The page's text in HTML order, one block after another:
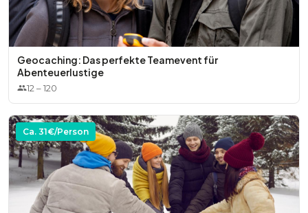
Geocaching: Das perfekte Teamevent für
Abenteuerlustige
12 –120
Ca. 31€/Person